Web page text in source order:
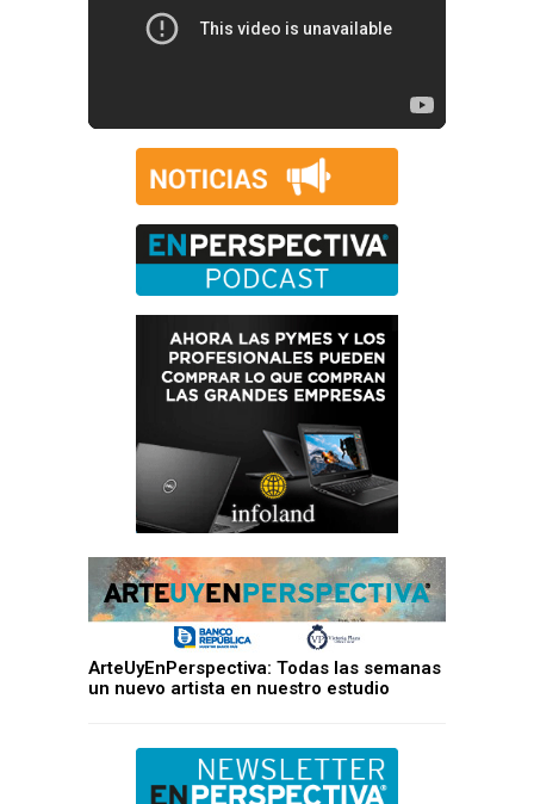
ArteUyEnPerspectiva: Todas las semanas
un nuevo artista en nuestro estudio